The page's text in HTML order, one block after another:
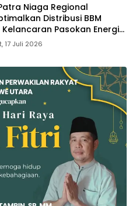
Niaga Regional
Distribusi BBM
Pasokan Energi
Sulawesi
17 Juli 2026